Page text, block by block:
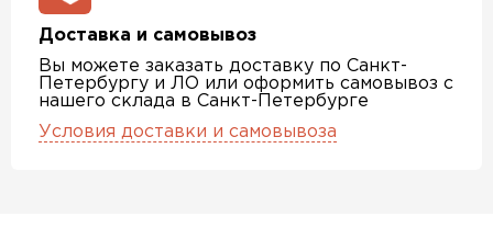
Доставка и самовывоз
Вы можете заказать доставку по Санкт-
Петербургу и ЛО или оформить самовывоз с
нашего склада в Санкт-Петербурге
Условия доставки и самовывоза